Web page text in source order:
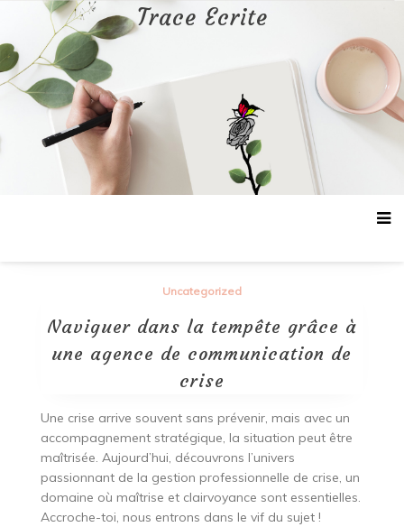
contenu
Trace Ecrite
Uncategorized
Naviguer dans la tempête grâce à
une agence de communication de
crise
Une crise arrive souvent sans prévenir, mais avec un
accompagnement stratégique, la situation peut être
maîtrisée. Aujourd’hui, découvrons l’univers
passionnant de la gestion professionnelle de crise, un
domaine où maîtrise et clairvoyance sont essentielles.
Accroche-toi, nous entrons dans le vif du sujet !